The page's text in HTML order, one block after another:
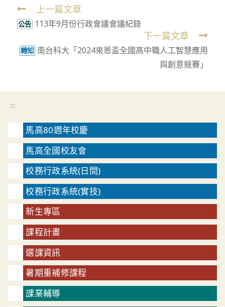
Read
more
上一篇文章
公告 113年9月份行政會議會議紀錄
下一篇文章
轉知 南台科大「2024來恩盃全國高中職人工智慧應用
與創意競賽」
:::
馬高80週年校慶
馬高全國校友會
校務行政系統(日間)
校務行政系統(實技)
新生專區
課程計畫
選課資訊
暑期重補修課程
課業輔導